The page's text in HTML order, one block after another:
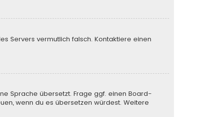
Servers vermutlich falsch. Kontaktiere einen
Sprache übersetzt. Frage ggf. einen Board-
wenn du es übersetzen würdest. Weitere